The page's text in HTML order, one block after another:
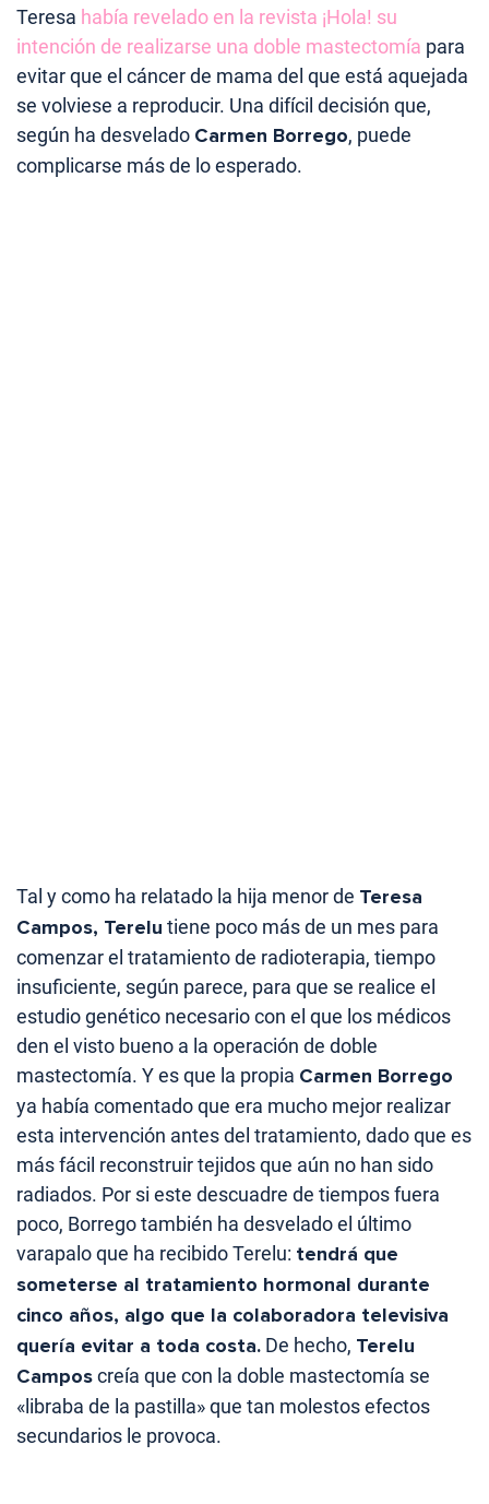
Teresa había revelado en la revista ¡Hola! su
intención de realizarse una doble mastectomía para
evitar que el cáncer de mama del que está aquejada
se volviese a reproducir. Una difícil decisión que,
según ha desvelado Carmen Borrego, puede
complicarse más de lo esperado.
Tal y como ha relatado la hija menor de Teresa
Campos, Terelu tiene poco más de un mes para
comenzar el tratamiento de radioterapia, tiempo
insuficiente, según parece, para que se realice el
estudio genético necesario con el que los médicos
den el visto bueno a la operación de doble
mastectomía. Y es que la propia Carmen Borrego
ya había comentado que era mucho mejor realizar
esta intervención antes del tratamiento, dado que es
más fácil reconstruir tejidos que aún no han sido
radiados. Por si este descuadre de tiempos fuera
poco, Borrego también ha desvelado el último
varapalo que ha recibido Terelu: tendrá que
someterse al tratamiento hormonal durante
cinco años, algo que la colaboradora televisiva
quería evitar a toda costa. De hecho, Terelu
Camposcreía que con la doble mastectomía se
«libraba de la pastilla» que tan molestos efectos
secundarios le provoca.